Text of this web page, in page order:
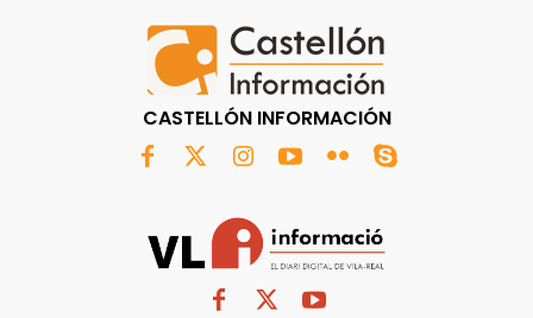
CASTELLÓN INFORMACIÓN